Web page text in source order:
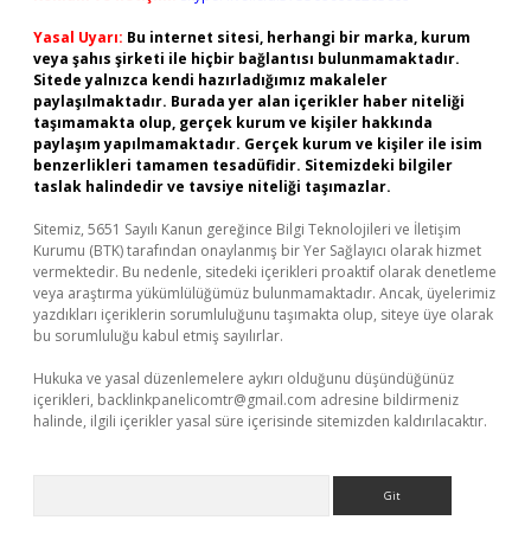
Yasal Uyarı: Bu internet sitesi, herhangi bir marka, kurum
veya şahıs şirketi ile hiçbir bağlantısı bulunmamaktadır.
Sitede yalnızca kendi hazırladığımız makaleler
paylaşılmaktadır. Burada yer alan içerikler haber niteliği
taşımamakta olup, gerçek kurum ve kişiler hakkında
paylaşım yapılmamaktadır. Gerçek kurum ve kişiler ile isim
benzerlikleri tamamen tesadüfidir. Sitemizdeki bilgiler
taslak halindedir ve tavsiye niteliği taşımazlar.
Sitemiz, 5651 Sayılı Kanun gereğince Bilgi Teknolojileri ve İletişim
Kurumu (BTK) tarafından onaylanmış bir Yer Sağlayıcı olarak hizmet
vermektedir. Bu nedenle, sitedeki içerikleri proaktif olarak denetleme
veya araştırma yükümlülüğümüz bulunmamaktadır. Ancak, üyelerimiz
yazdıkları içeriklerin sorumluluğunu taşımakta olup, siteye üye olarak
bu sorumluluğu kabul etmiş sayılırlar.
Hukuka ve yasal düzenlemelere aykırı olduğunu düşündüğünüz
içerikleri, backlinkpanelicomtr@gmail.com adresine bildirmeniz
halinde, ilgili içerikler yasal süre içerisinde sitemizden kaldırılacaktır.